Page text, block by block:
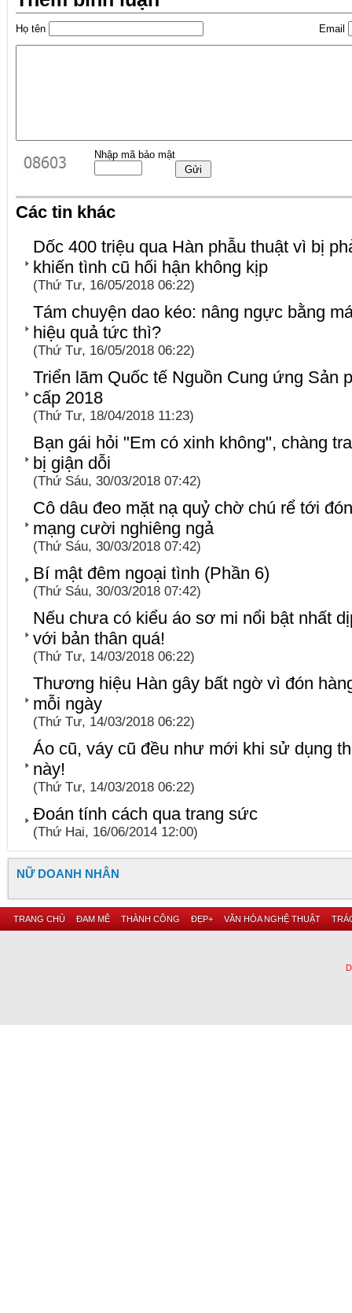
Họ tên Email
Nhập mã bảo mật
Các tin khác
Dốc 400 triệu qua Hàn phẫu thuật vì bị
khiến tình cũ hối hận không kịp
(Thứ Tư, 16/05/2018 06:22)
Tám chuyện dao kéo: nâng ngực bằng
hiệu quả tức thì?
(Thứ Tư, 16/05/2018 06:22)
Triển lãm Quốc tế Nguồn Cung ứng Sản
cấp 2018
(Thứ Tư, 18/04/2018 11:23)
Bạn gái hỏi "Em có xinh không", chàng
bị giận dỗi
(Thứ Sáu, 30/03/2018 07:42)
Cô dâu đeo mặt nạ quỷ chờ chú rể tới
mạng cười nghiêng ngả
(Thứ Sáu, 30/03/2018 07:42)
Bí mật đêm ngoại tình (Phần 6)
(Thứ Sáu, 30/03/2018 07:42)
Nếu chưa có kiểu áo sơ mi nổi bật nhất
với bản thân quá!
(Thứ Tư, 14/03/2018 06:22)
Thương hiệu Hàn gây bất ngờ vì đón
mỗi ngày
(Thứ Tư, 14/03/2018 06:22)
Áo cũ, váy cũ đều như mới khi sử dụng
này!
(Thứ Tư, 14/03/2018 06:22)
Đoán tính cách qua trang sức
(Thứ Hai, 16/06/2014 12:00)
NỮ DOANH NHÂN
TRANG CHỦ ĐAM MÊ THÀNH CÔNG ĐẸP+ VĂN HÓA NGHỆ THUẬT